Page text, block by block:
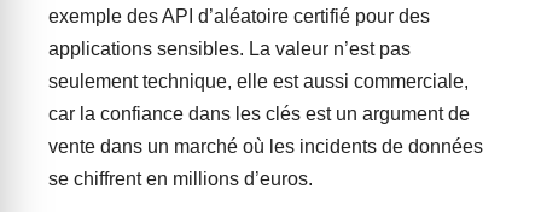
exemple des API d’aléatoire certifié pour des
applications sensibles. La valeur n’est pas
seulement technique, elle est aussi commerciale,
car la confiance dans les clés est un argument de
vente dans un marché où les incidents de données
se chiffrent en millions d’euros.